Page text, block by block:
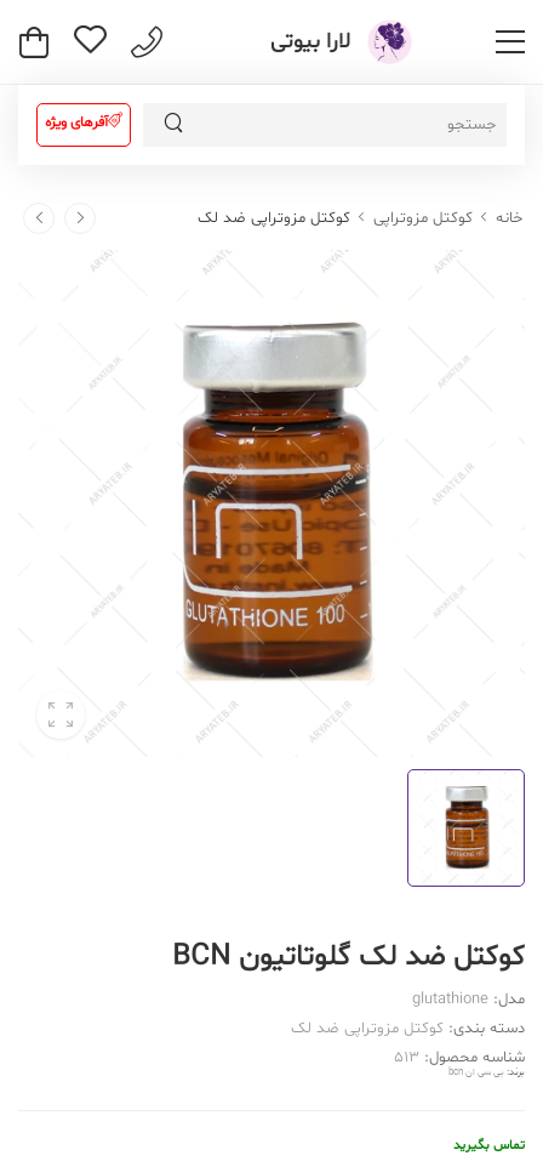
لارا بیوتی
آفرهای ویژه
خانه کوکتل مزوتراپی کوکتل مزوتراپی ضد لک
کوکتل ضد لک گلوتاتیون BCN
مدل: glutathione
دسته بندی: کوکتل مزوتراپی ضد لک
شناسه محصول: 513
برند: بی سی ان bcn
تماس بگیرید